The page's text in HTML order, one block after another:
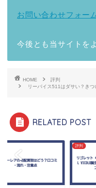
お問い合わせフォー
今後とも当サイトを
HOME
評判
リーバイス511はダサい？き
RELATED POST
評判